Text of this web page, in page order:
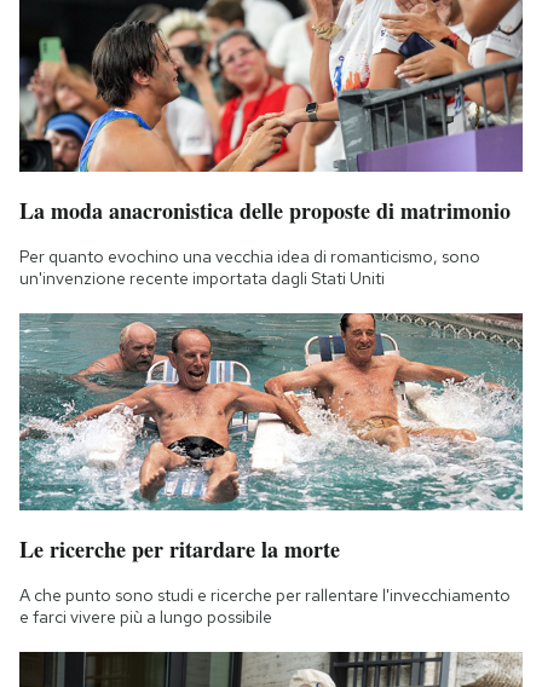
AREA PERSONALE
Area Personale
Newsletter
Notifiche mobile
Esci
La moda anacronistica delle proposte di matrimonio
Per quanto evochino una vecchia idea di romanticismo, sono
un'invenzione recente importata dagli Stati Uniti
Le ricerche per ritardare la morte
A che punto sono studi e ricerche per rallentare l'invecchiamento
e farci vivere più a lungo possibile